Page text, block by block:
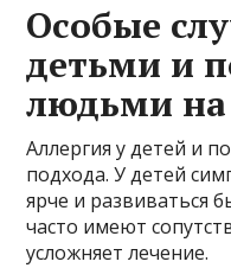
Особые
детьми и
людьми
Аллергия у детей и
подхода. У детей
ярче и развиваться
часто имеют
усложняет лечение.